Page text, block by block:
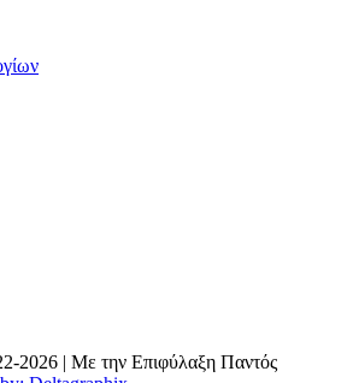
2026 | Με την Επιφύλαξη Παντός